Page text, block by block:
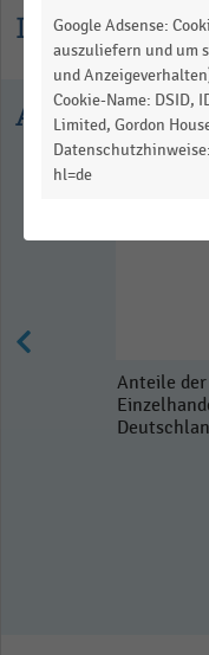
Ausgewählte
Anteile
Google Adsense:
auszuliefern und um
und
Cookie-Name: DSID,
Limited, Gordon
hl=de